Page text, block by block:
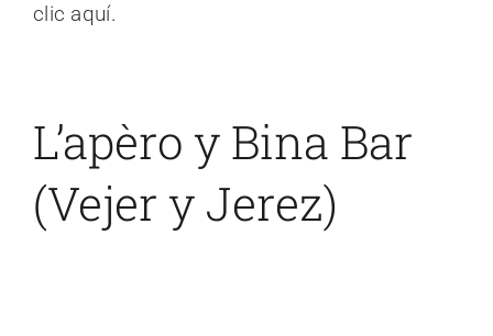
clic aquí.
L’apèro y Bina Bar
(Vejer y Jerez)